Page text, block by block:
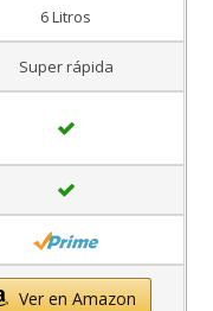
6 Litros
Super rápida
Ver en Amazon